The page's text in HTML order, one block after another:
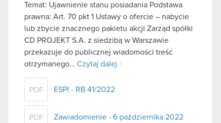
Temat: Ujawnienie stanu posiadania Podstawa
prawna: Art. 70 pkt 1 Ustawy o ofercie – nabycie
lub zbycie znacznego pakietu akcji Zarząd spółki
CD PROJEKT S.A. z siedzibą w Warszawie
przekazuje do publicznej wiadomości treść
otrzymanego… Czytaj dalej
PDF ESPI - RB 41/2022
PDF Zawiadomienie - 6 października 2022